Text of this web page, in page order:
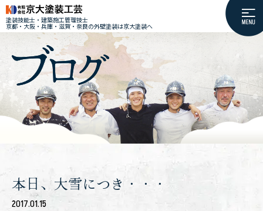
塗装技能士・建築施工管理技士
京都・大阪・兵庫・滋賀・奈良の外壁塗装は京大塗装へ
本日、大雪につき・・・
2017.01.15